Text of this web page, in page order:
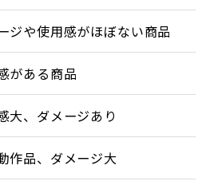
ジや使用感がほぼない商品
がある商品
大、ダメージあり
作品、ダメージ大